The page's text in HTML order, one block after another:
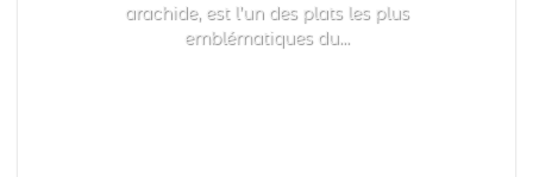
arachide, est l’un des plats les plus
emblématiques du...